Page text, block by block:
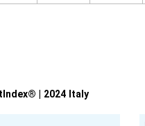
| 2024 Italy